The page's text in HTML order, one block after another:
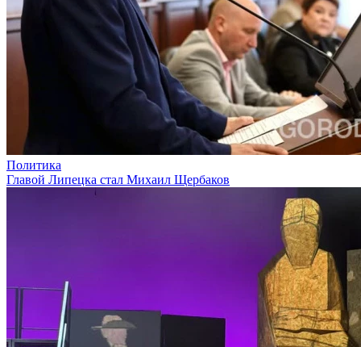
Политика
Главой Липецка стал Михаил Щербаков